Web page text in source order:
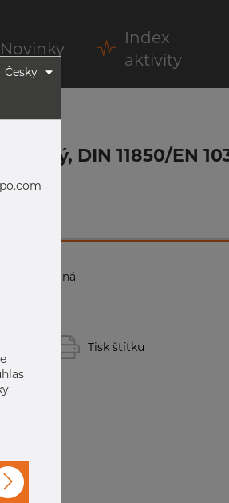
Novinky
Index
aktivity
DIN 11850/EN
CL2, žíhaná
Tisk štítku
Česky